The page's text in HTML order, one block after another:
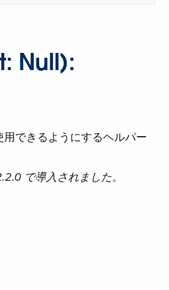
Null):
用できるようにするヘルパー
で導入されました。